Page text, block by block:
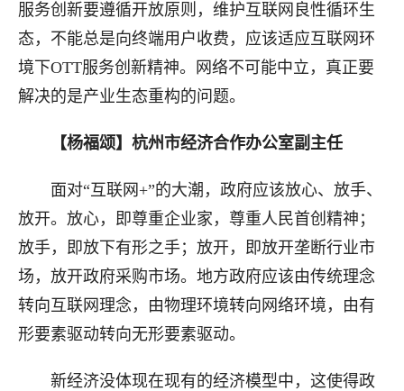
服务创新要遵循开放原则，维护互联网良性循环生
态，不能总是向终端用户收费，应该适应互联网环
境下OTT服务创新精神。
网络不可能中立，真正要
解决的是产业生态重构的问题。
【杨福颂】 杭州市经济合作办公室副主任
面对“互联网+”的大潮，政府应该放心、放手、
放开。放心，即尊重企业家，尊重人民首创精神；
放手，即放下有形之手；放开，即放开垄断行业市
场，放开政府采购市场。地方政府应该由传统理念
转向互联网理念，由物理环境转向网络环境，由有
形要素驱动转向无形要素驱动。
新经济没体现在现有的经济模型中，这使得政